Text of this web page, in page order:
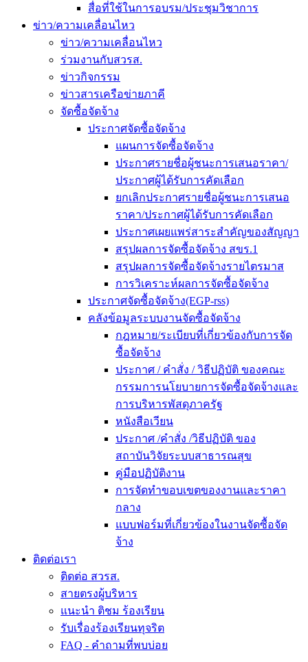
สื่อที่ใช้ในการอบรม/ประชุมวิชาการ
ข่าว/ความเคลื่อนไหว
ข่าว/ความเคลื่อนไหว
ร่วมงานกับสวรส.
ข่าวกิจกรรม
ข่าวสารเครือข่ายภาคี
จัดซื้อจัดจ้าง
ประกาศจัดซื้อจัดจ้าง
แผนการจัดซื้อจัดจ้าง
ประกาศรายชื่อผู้ชนะการเสนอราคา/
ประกาศผู้ได้รับการคัดเลือก
ยกเลิกประกาศรายชื่อผู้ชนะการเสนอ
ราคา/ประกาศผู้ได้รับการคัดเลือก
ประกาศเผยแพร่สาระสำคัญของสัญญา
สรุปผลการจัดซื้อจัดจ้าง สขร.1
สรุปผลการจัดซื้อจัดจ้างรายไตรมาส
การวิเคราะห์ผลการจัดซื้อจัดจ้าง
ประกาศจัดซื้อจัดจ้าง(EGP-rss)
คลังข้อมูลระบบงานจัดซื้อจัดจ้าง
กฎหมาย/ระเบียบที่เกี่ยวข้องกับการจัด
ซื้อจัดจ้าง
ประกาศ / คำสั่ง / วิธีปฏิบัติ ของคณะ
กรรมการนโยบายการจัดซื้อจัดจ้างและ
การบริหารพัสดุภาครัฐ
หนังสือเวียน
ประกาศ /คำสั่ง /วิธีปฏิบัติ ของ
สถาบันวิจัยระบบสาธารณสุข
คู่มือปฏิบัติงาน
การจัดทำขอบเขตของงานและราคา
กลาง
แบบฟอร์มที่เกี่ยวข้องในงานจัดซื้อจัด
จ้าง
ติดต่อเรา
ติดต่อ สวรส.
สายตรงผู้บริหาร
แนะนำ ติชม ร้องเรียน
รับเรื่องร้องเรียนทุจริต
FAQ - คำถามที่พบบ่อย